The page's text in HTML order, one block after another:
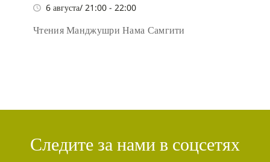
6 августа/ 21:00 - 22:00
Чтения Манджушри Нама Самгити
Следите за нами в соцсетях